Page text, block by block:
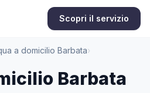
Scopri il servizio
a domicilio Barbata›
Barbata